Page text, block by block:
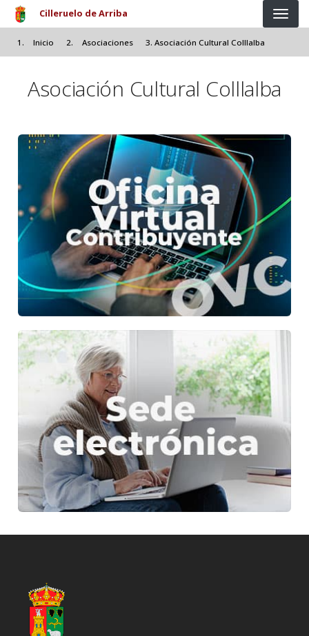
Pasar al contenido principal
Cilleruelo de Arriba
Inicio Asociaciones Asociación Cultural Colllalba
Asociación Cultural Colllalba